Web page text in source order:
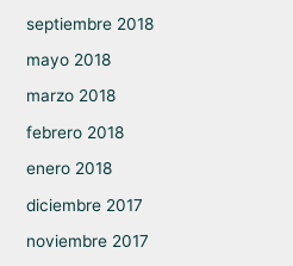
septiembre 2018
mayo 2018
marzo 2018
febrero 2018
enero 2018
diciembre 2017
noviembre 2017